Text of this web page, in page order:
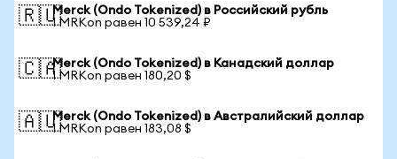
🇷🇺Merck (Ondo Tokenized) в Российский рубль
1 MRKon равен 10 539,24 ₽
🇨🇦Merck (Ondo Tokenized) в Канадский доллар
1 MRKon равен 180,20 $
🇦🇺Merck (Ondo Tokenized) в Австралийский доллар
1 MRKon равен 183,08 $